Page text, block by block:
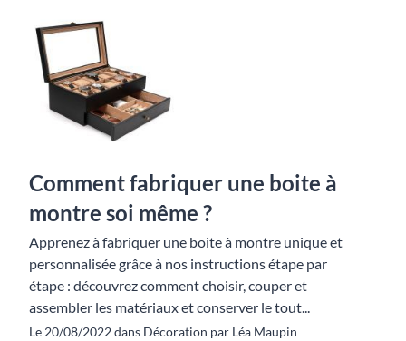
Comment fabriquer une boite à
montre soi même ?
Apprenez à fabriquer une boite à montre unique et
personnalisée grâce à nos instructions étape par
étape : découvrez comment choisir, couper et
assembler les matériaux et conserver le tout...
Le 20/08/2022 dans Décoration par Léa Maupin